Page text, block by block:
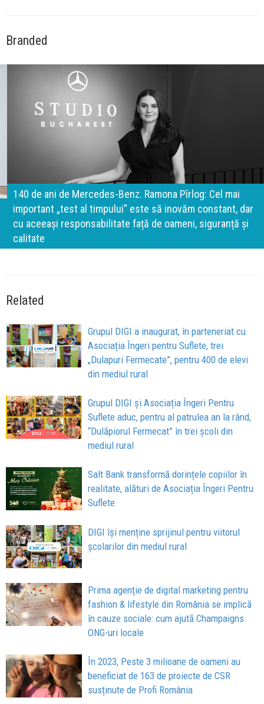
Branded
140 de ani de Mercedes-Benz. Ramona Pîrlog: Cel mai
important „test al timpului” este să inovăm constant, dar
cu aceeași responsabilitate față de oameni, siguranță și
calitate
Related
Grupul DIGI a inaugurat, în parteneriat cu
Asociația Îngeri pentru Suflete, trei
„Dulapuri Fermecate”, pentru 400 de elevi
din mediul rural
Grupul DIGI și Asociația Îngeri Pentru
Suflete aduc, pentru al patrulea an la rând,
“Dulăpiorul Fermecat” în trei școli din
mediul rural
Salt Bank transformă dorințele copiilor în
realitate, alături de Asociația Îngeri Pentru
Suflete
DIGI își menține sprijinul pentru viitorul
școlarilor din mediul rural
Prima agenție de digital marketing pentru
fashion & lifestyle din România se implică
în cauze sociale: cum ajută Champaigns
ONG-uri locale
În 2023, Peste 3 milioane de oameni au
beneficiat de 163 de proiecte de CSR
susținute de Profi România